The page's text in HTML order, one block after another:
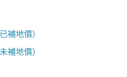
補地價）
補地價）